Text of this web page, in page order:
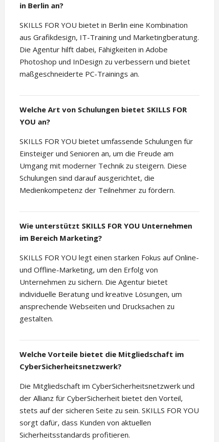
in Berlin an?
SKILLS FOR YOU bietet in Berlin eine Kombination
aus Grafikdesign, IT-Training und Marketingberatung.
Die Agentur hilft dabei, Fähigkeiten in Adobe
Photoshop und InDesign zu verbessern und bietet
maßgeschneiderte PC-Trainings an.
Welche Art von Schulungen bietet SKILLS FOR
YOU an?
SKILLS FOR YOU bietet umfassende Schulungen für
Einsteiger und Senioren an, um die Freude am
Umgang mit moderner Technik zu steigern. Diese
Schulungen sind darauf ausgerichtet, die
Medienkompetenz der Teilnehmer zu fördern.
Wie unterstützt SKILLS FOR YOU Unternehmen
im Bereich Marketing?
SKILLS FOR YOU legt einen starken Fokus auf Online-
und Offline-Marketing, um den Erfolg von
Unternehmen zu sichern. Die Agentur bietet
individuelle Beratung und kreative Lösungen, um
ansprechende Webseiten und Drucksachen zu
gestalten.
Welche Vorteile bietet die Mitgliedschaft im
CyberSicherheitsnetzwerk?
Die Mitgliedschaft im CyberSicherheitsnetzwerk und
der Allianz für CyberSicherheit bietet den Vorteil,
stets auf der sicheren Seite zu sein. SKILLS FOR YOU
sorgt dafür, dass Kunden von aktuellen
Sicherheitsstandards profitieren.